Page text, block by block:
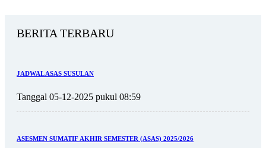
BERITA TERBARU
JADWAL ASAS SUSULAN
Tanggal 05-12-2025 pukul 08:59
ASESMEN SUMATIF AKHIR SEMESTER (ASAS) 2025/2026